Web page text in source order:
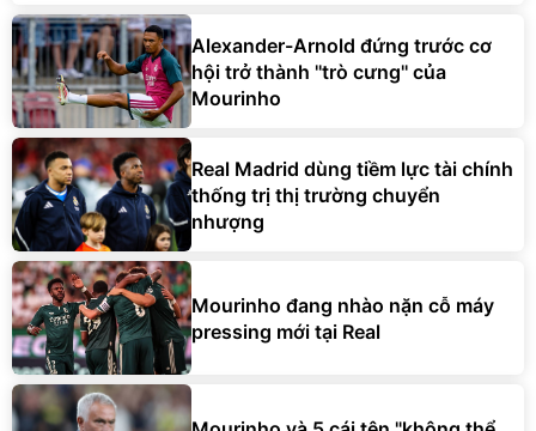
Alexander-Arnold đứng trước cơ
hội trở thành ''trò cưng'' của
Mourinho
Real Madrid dùng tiềm lực tài chính
thống trị thị trường chuyển
nhượng
Mourinho đang nhào nặn cỗ máy
pressing mới tại Real